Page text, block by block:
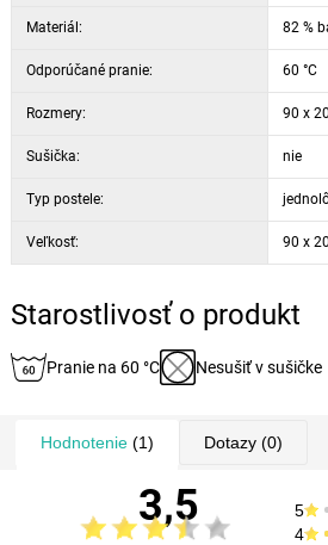
Materiál: 82 %
Odporúčané pranie: 60 °C
Rozmery: 90 x
Sušička: nie
Typ postele:
Veľkosť: 90 x
Starostlivosť o produkt
Pranie na 60 °C Nesušiť v sušičke
Hodnotenie(1) Dotazy(0)
3,5 5
4